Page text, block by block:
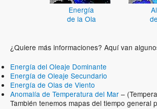
Energía
de la Ola
¿Quiere más informaciones? Aquí van
Energía del Oleaje Dominante
Energía de Oleaje Secundario
Energía de Olas de Viento
Anomalía de Temperatura del Mar –
También tenemos mapas del tiempo general